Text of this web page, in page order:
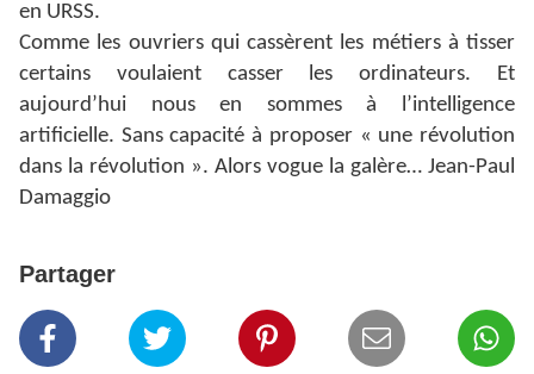
en URSS.
Comme les ouvriers qui cassèrent les métiers à tisser
certains voulaient casser les ordinateurs. Et
aujourd’hui nous en sommes à l’intelligence
artificielle. Sans capacité à proposer « une révolution
dans la révolution ». Alors vogue la galère… Jean-Paul
Damaggio
Partager